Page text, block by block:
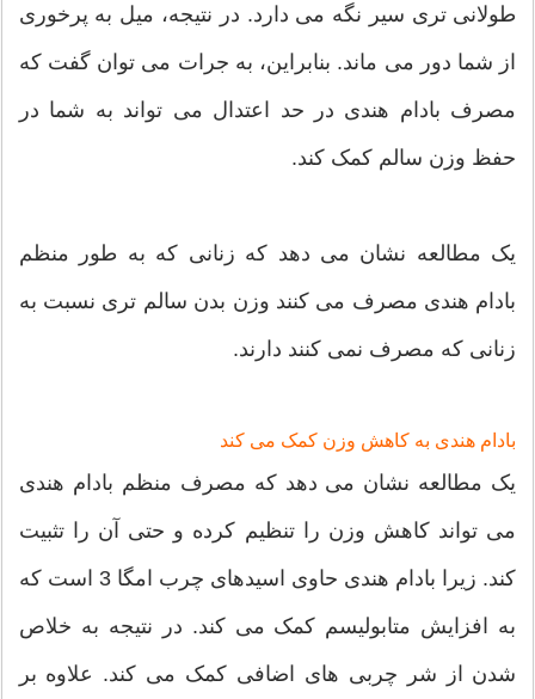
طولانی تری سیر نگه می دارد. در نتیجه، میل به پرخوری
از شما دور می ماند. بنابراین، به جرات می توان گفت که
مصرف بادام هندی در حد اعتدال می تواند به شما در
حفظ وزن سالم کمک کند.
یک مطالعه نشان می دهد که زنانی که به طور منظم
بادام هندی مصرف می کنند وزن بدن سالم تری نسبت به
زنانی که مصرف نمی کنند دارند.
بادام هندی به کاهش وزن کمک می کند
یک مطالعه نشان می دهد که مصرف منظم بادام هندی
می تواند کاهش وزن را تنظیم کرده و حتی آن را تثبیت
کند. زیرا بادام هندی حاوی اسیدهای چرب امگا 3 است که
به افزایش متابولیسم کمک می کند. در نتیجه به خلاص
شدن از شر چربی های اضافی کمک می کند. علاوه بر